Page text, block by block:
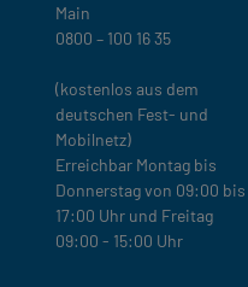
Main
0800 – 100 16 35
(kostenlos aus dem
deutschen Fest- und
Mobilnetz)
Erreichbar Montag bis
Donnerstag von 09:00 bis
17:00 Uhr und Freitag
09:00 - 15:00 Uhr